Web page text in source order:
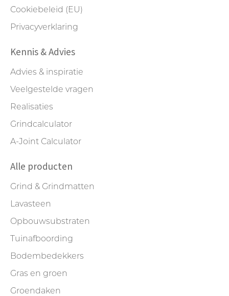
Cookiebeleid (EU)
Privacyverklaring
Kennis & Advies
Advies & inspiratie
Veelgestelde vragen
Realisaties
Grindcalculator
A-Joint Calculator
Alle producten
Grind & Grindmatten
Lavasteen
Opbouwsubstraten
Tuinafboording
Bodembedekkers
Gras en groen
Groendaken